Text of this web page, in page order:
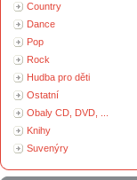
Country
Dance
Pop
Rock
Hudba pro děti
Ostatní
Obaly CD, DVD, ...
Knihy
Suvenýry